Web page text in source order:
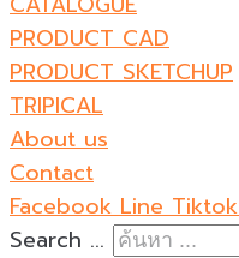
PRODUCT CAD
PRODUCT SKETCHUP
TRIPICAL
About us
Contact
Facebook Line Tiktok
Search ...